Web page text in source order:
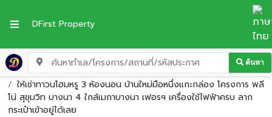
DFirst Property
ค้นหา
หน้าแรก ทาวน์เฮ้าส์ให้เช่า สมุทรปราการ
บางพลี
ให้เช่าทาวนโฮมหรู 3 ห้องนอน บ้านใหม่มือหนึ่งแกะกล่อง โครงการ พลี
โน่ สุขุมวิท บางนา 4 ใกล้เมกาบางนา เฟอรฯ เครื่องใช้ไฟฟ้าครบ ลาก
กระเป๋าเข้าอยู่ได้เลย